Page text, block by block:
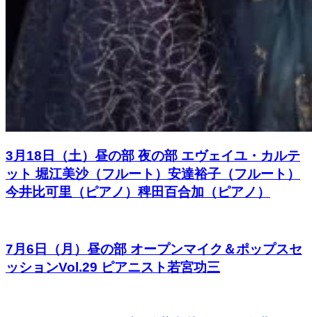
3月18日（土）昼の部 夜の部 エヴェイユ・カルテ
ット 堀江美沙（フルート）安達裕子（フルート）
今井比可里（ピアノ）稗田百合加（ピアノ）
7月6日（月）昼の部 オープンマイク＆ポップスセ
ッションVol.29 ピアニスト若宮功三